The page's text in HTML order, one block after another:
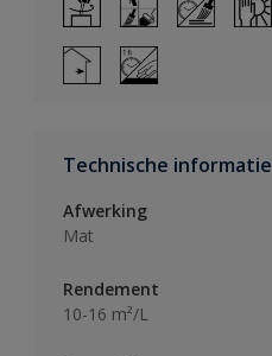
Technische informatie
Afwerking
Mat
Rendement
10-16 m²/L